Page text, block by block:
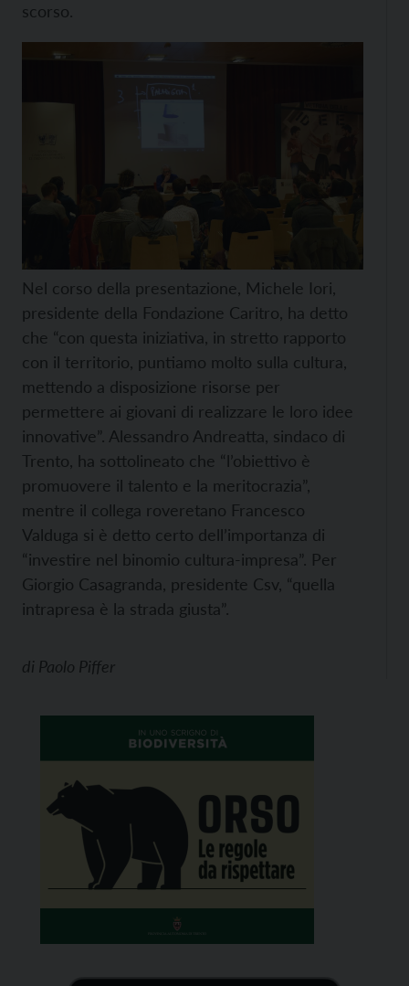
scorso.
Nel corso della presentazione, Michele Iori,
presidente della Fondazione Caritro, ha detto
che “con questa iniziativa, in stretto rapporto
con il territorio, puntiamo molto sulla cultura,
mettendo a disposizione risorse per
permettere ai giovani di realizzare le loro idee
innovative”. Alessandro Andreatta, sindaco di
Trento, ha sottolineato che “l’obiettivo è
promuovere il talento e la meritocrazia”,
mentre il collega roveretano Francesco
Valduga si è detto certo dell’importanza di
“investire nel binomio cultura-impresa”. Per
Giorgio Casagranda, presidente Csv, “quella
intrapresa è la strada giusta”.
di Paolo Piffer